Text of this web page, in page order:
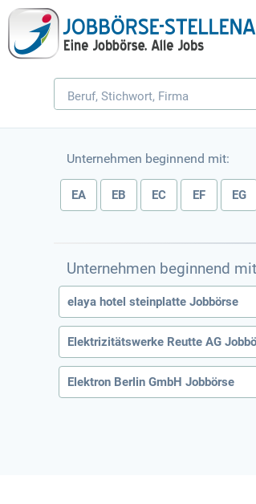
Unternehmen beginnend mit:
EA EB EC EF EG
Unternehmen beginnend
elaya hotel steinplatte Jobbörse
Elektrizitätswerke Reutte AG
Elektron Berlin GmbH Jobbörse